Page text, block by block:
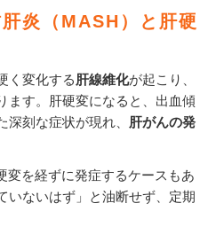
炎（MASH）と肝硬
く変化する肝線維化が起こり、
ます。肝硬変になると、出血傾
刻な症状が現れ、 肝がんの発
変を経ずに発症するケースもあ
いないはず」と油断せず、定期